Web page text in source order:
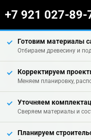
+7 921 027-89-
Готовим материалы
Отбираем древесину и
Корректируем
Меняем планировку,
Уточняем
Сверяем материалы и
Планируем